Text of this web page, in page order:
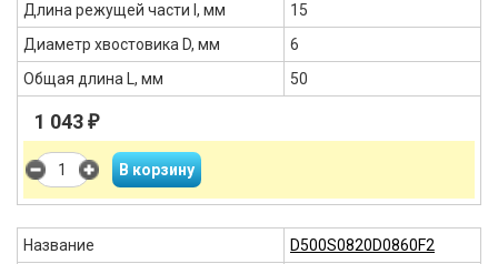
Длина режущей части l, мм
15
Диаметр хвостовика D, мм
6
Общая длина L, мм
50
1 043 ₽
Название D500S0820D0860F2